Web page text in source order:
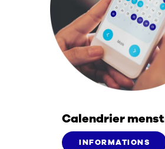
Calendrier
INFORMATIONS